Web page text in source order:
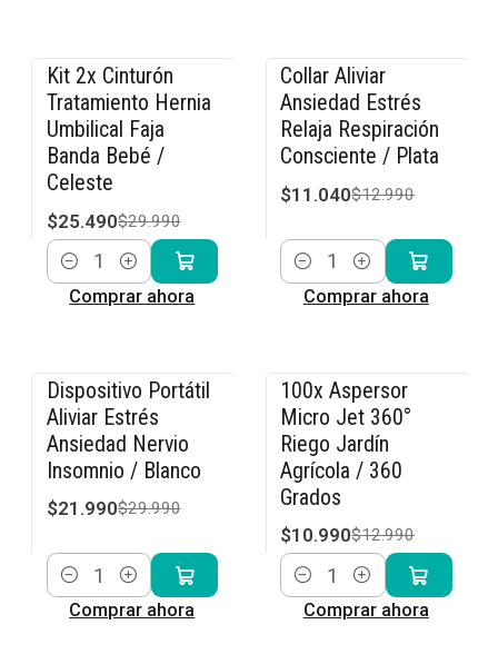
-15% OFF
Kit 2x Cinturón
Tratamiento Hernia
Umbilical Faja
Banda Bebé /
Celeste
$25.490$29.990
Cantidad
Comprar ahora
-15% OFF
Collar Aliviar
Ansiedad Estrés
Relaja Respiración
Consciente / Plata
$11.040$12.990
Cantidad
Comprar ahora
-27% OFF
Dispositivo Portátil
Aliviar Estrés
Ansiedad Nervio
Insomnio / Blanco
$21.990$29.990
Cantidad
Comprar ahora
-15% OFF
100x Aspersor
Micro Jet 360°
Riego Jardín
Agrícola / 360
Grados
$10.990$12.990
Cantidad
Comprar ahora